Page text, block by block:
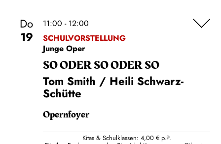
Do
19
11:00 - 12:00
SCHULVORSTELLUNG
Junge Oper
SO ODER SO ODER SO
Tom Smith / Heili Schwarz-
Schütte
Opernfoyer
Kitas & Schulklassen: 4,00 € p.P.